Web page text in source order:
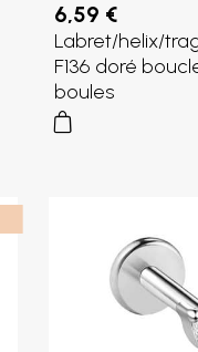
6,59 €
Labret/helix/
F136 doré
boules